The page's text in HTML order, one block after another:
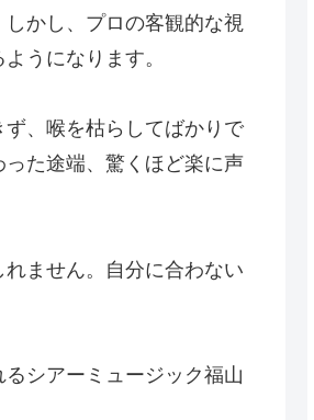
かし、プロの客観的な視
うになります。
、喉を枯らしてばかりで
た途端、驚くほど楽に声
ません。自分に合わない
シアーミュージック福山